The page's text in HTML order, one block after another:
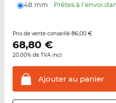
48 mm Prêtes à l'envoi
Prix de vente conseillé 86,00 €
68,80 €
20.00% de TVA incl.
Ajouter au panier